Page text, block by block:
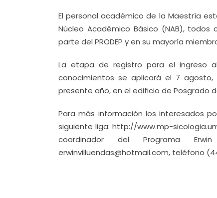
El personal académico de la Maestría
Núcleo Académico Básico (NAB),
parte del PRODEP y en su mayoría
La etapa de registro para el ingreso
conocimientos se aplicará el 7
presente año, en el edificio de Posgrado
Para más información los interesados
siguiente liga: http://www.mp-
coordinador del Programa
erwinvilluendas@hotmail.com, teléfono